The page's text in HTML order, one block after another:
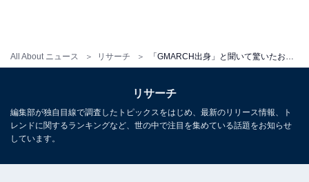
All About ニュース リサーチ
いた40代男性俳優”ランキング！ 1位は？【2026
年調査】
リサーチ
編集部が独自目線で調査したトピックスをはじめ、最新のリリース情報、ト
レンドに関するランキングなど、世の中で注目を集めている話題をお知らせ
しています。